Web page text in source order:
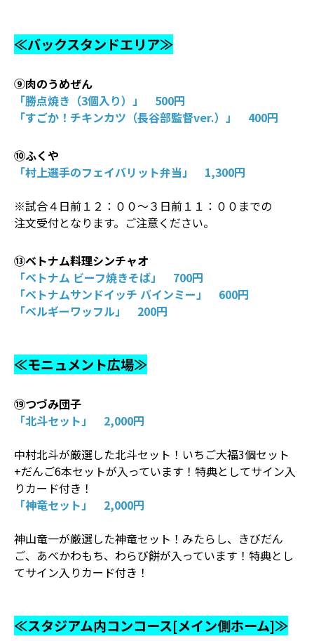
≪バックスタンドエリア≫
⑨肉のうめぜん
「勝点焼き（3個入り）」 500円
「すごか！チキンカツ（長谷部監督ver.）」 400円
⑩ふくや
「村上選手のフェイバリット弁当」 1,300円
※試合４日前１２：００～３日前１１：００までの
注文受付となります。ご注意ください。
⑬ベトナム料理シンチャオ
「ベトナム ビーフ焼きそば」 700円
「ベトナムサンドイッチ バインミー」 600円
「ベルギーワッフル」 200円
≪モニュメント広場≫
⑲つづみ団子
「北斗セット」 2,000円
中村北斗が厳選した北斗セット！いちご大福3個セット
+だんご6本セットが入っています！特典としてサイン入
りカード付き！
「神竜セット」 2,000円
神山竜一が厳選した神竜セット！みたらし、きびだん
ご、あべかわもち、わらび餅が入っています！特典とし
てサイン入りカード付き！
≪スタジアム内コンコース[メイン側ホーム]≫